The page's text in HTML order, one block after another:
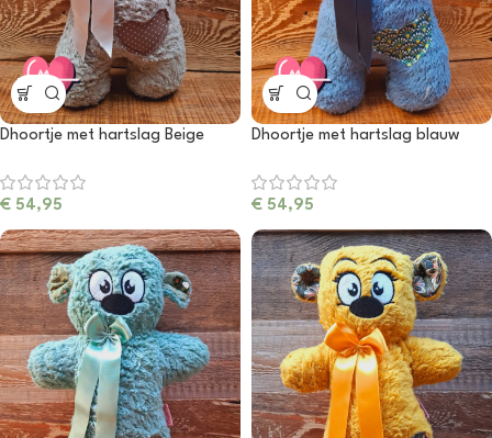
Dhoortje met hartslag Beige
€ 54,95
Dhoortje met hartslag blauw
€ 54,95